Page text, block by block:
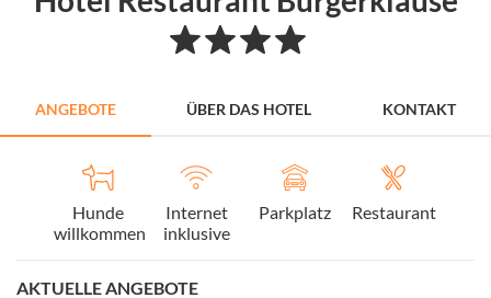
ANGEBOTE ÜBER DAS HOTEL KONTAKT
Hunde
willkommen
Internet
inklusive
Parkplatz Restaurant
AKTUELLE ANGEBOTE